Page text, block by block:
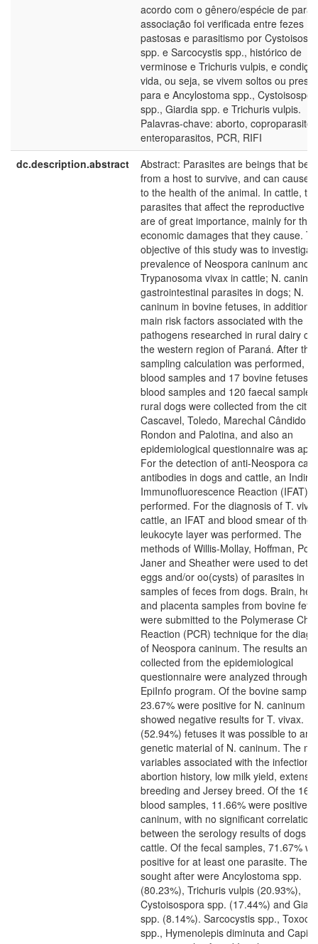
acordo com o gênero/espécie de
associação foi verificada entre fezes
pastosas e parasitismo por
spp. e Sarcocystis spp., histórico de
verminose e Trichuris vulpis, e
vida, ou seja, se vivem soltos ou
para e Ancylostoma spp.,
spp., Giardia spp. e Trichuris vulpis.
Palavras-chave: aborto,
enteroparasitos, PCR, RIFI
dc.description.abstract
Abstract: Parasites are beings that
from a host to survive, and can cause
to the health of the animal. In cattle, the
parasites that affect the reproductive
are of great importance, mainly for the
economic damages that they cause.
objective of this study was to
prevalence of Neospora caninum and
Trypanosoma vivax in cattle; N.
gastrointestinal parasites in dogs; N.
caninum in bovine fetuses, in addition
main risk factors associated with the
pathogens researched in rural dairy
the western region of Paraná. After the
sampling calculation was performed,
blood samples and 17 bovine fetuses,
blood samples and 120 faecal
rural dogs were collected from the
Cascavel, Toledo, Marechal Cândido
Rondon and Palotina, and also an
epidemiological questionnaire was
For the detection of anti-Neospora
antibodies in dogs and cattle, an
Immunofluorescence Reaction (IFAT)
performed. For the diagnosis of T.
cattle, an IFAT and blood smear of the
leukocyte layer was performed. The
methods of Willis-Mollay, Hoffman,
Janer and Sheather were used to
eggs and/or oo(cysts) of parasites in
samples of feces from dogs. Brain,
and placenta samples from bovine
were submitted to the Polymerase
Reaction (PCR) technique for the
of Neospora caninum. The results and
collected from the epidemiological
questionnaire were analyzed through
EpiInfo program. Of the bovine
23.67% were positive for N. caninum
showed negative results for T. vivax. In
(52.94%) fetuses it was possible to
genetic material of N. caninum. The
variables associated with the infection
abortion history, low milk yield,
breeding and Jersey breed. Of the 163
blood samples, 11.66% were positive
caninum, with no significant correlation
between the serology results of dogs
cattle. Of the fecal samples, 71.67%
positive for at least one parasite. The
sought after were Ancylostoma spp.
(80.23%), Trichuris vulpis (20.93%),
Cystoisospora spp. (17.44%) and
spp. (8.14%). Sarcocystis spp.,
spp., Hymenolepis diminuta and